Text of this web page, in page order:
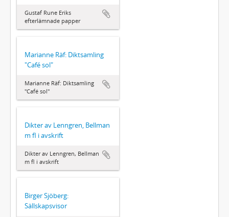
Gustaf Rune Eriks
efterlämnade papper
Marianne Räf: Diktsamling
"Café sol"
Marianne Räf: Diktsamling
"Café sol"
Dikter av Lenngren, Bellman
m fl i avskrift
Dikter av Lenngren, Bellman
m fl i avskrift
Birger Sjöberg:
Sällskapsvisor